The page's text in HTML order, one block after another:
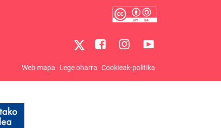
Web mapa Lege oharra Cookieak-politika